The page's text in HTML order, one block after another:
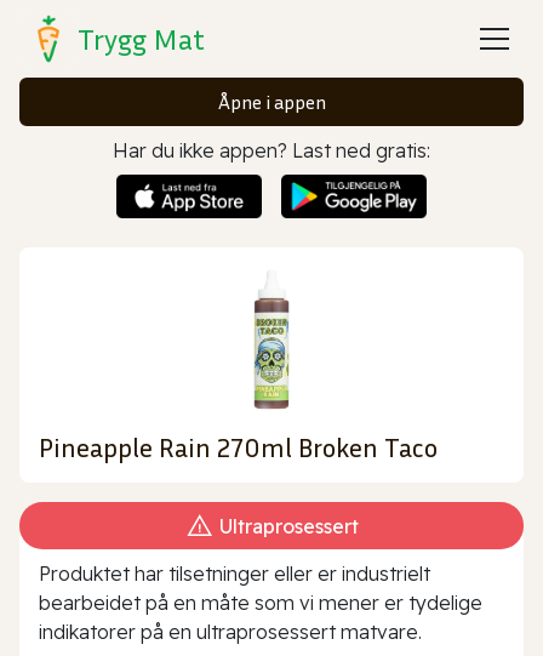
Trygg Mat
Åpne i appen
Har du ikke appen? Last ned gratis:
Pineapple Rain 270ml Broken Taco
Ultraprosessert
Produktet har tilsetninger eller er industrielt
bearbeidet på en måte som vi mener er tydelige
indikatorer på en ultraprosessert matvare.